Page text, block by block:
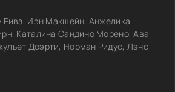
Ривз, Иэн Макшейн, Анжелика
Каталина Сандино Морено, Ава
Доэрти, Норман Ридус, Лэнс